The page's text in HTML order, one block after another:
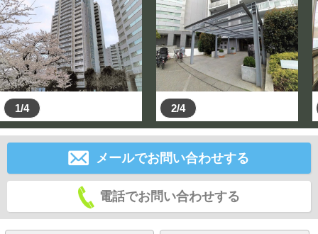
1/4 2/4
メールでお問い合わせする
電話でお問い合わせする